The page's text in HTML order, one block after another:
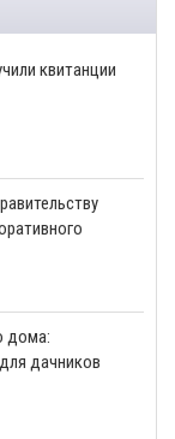
квитанции
дома:
дачников